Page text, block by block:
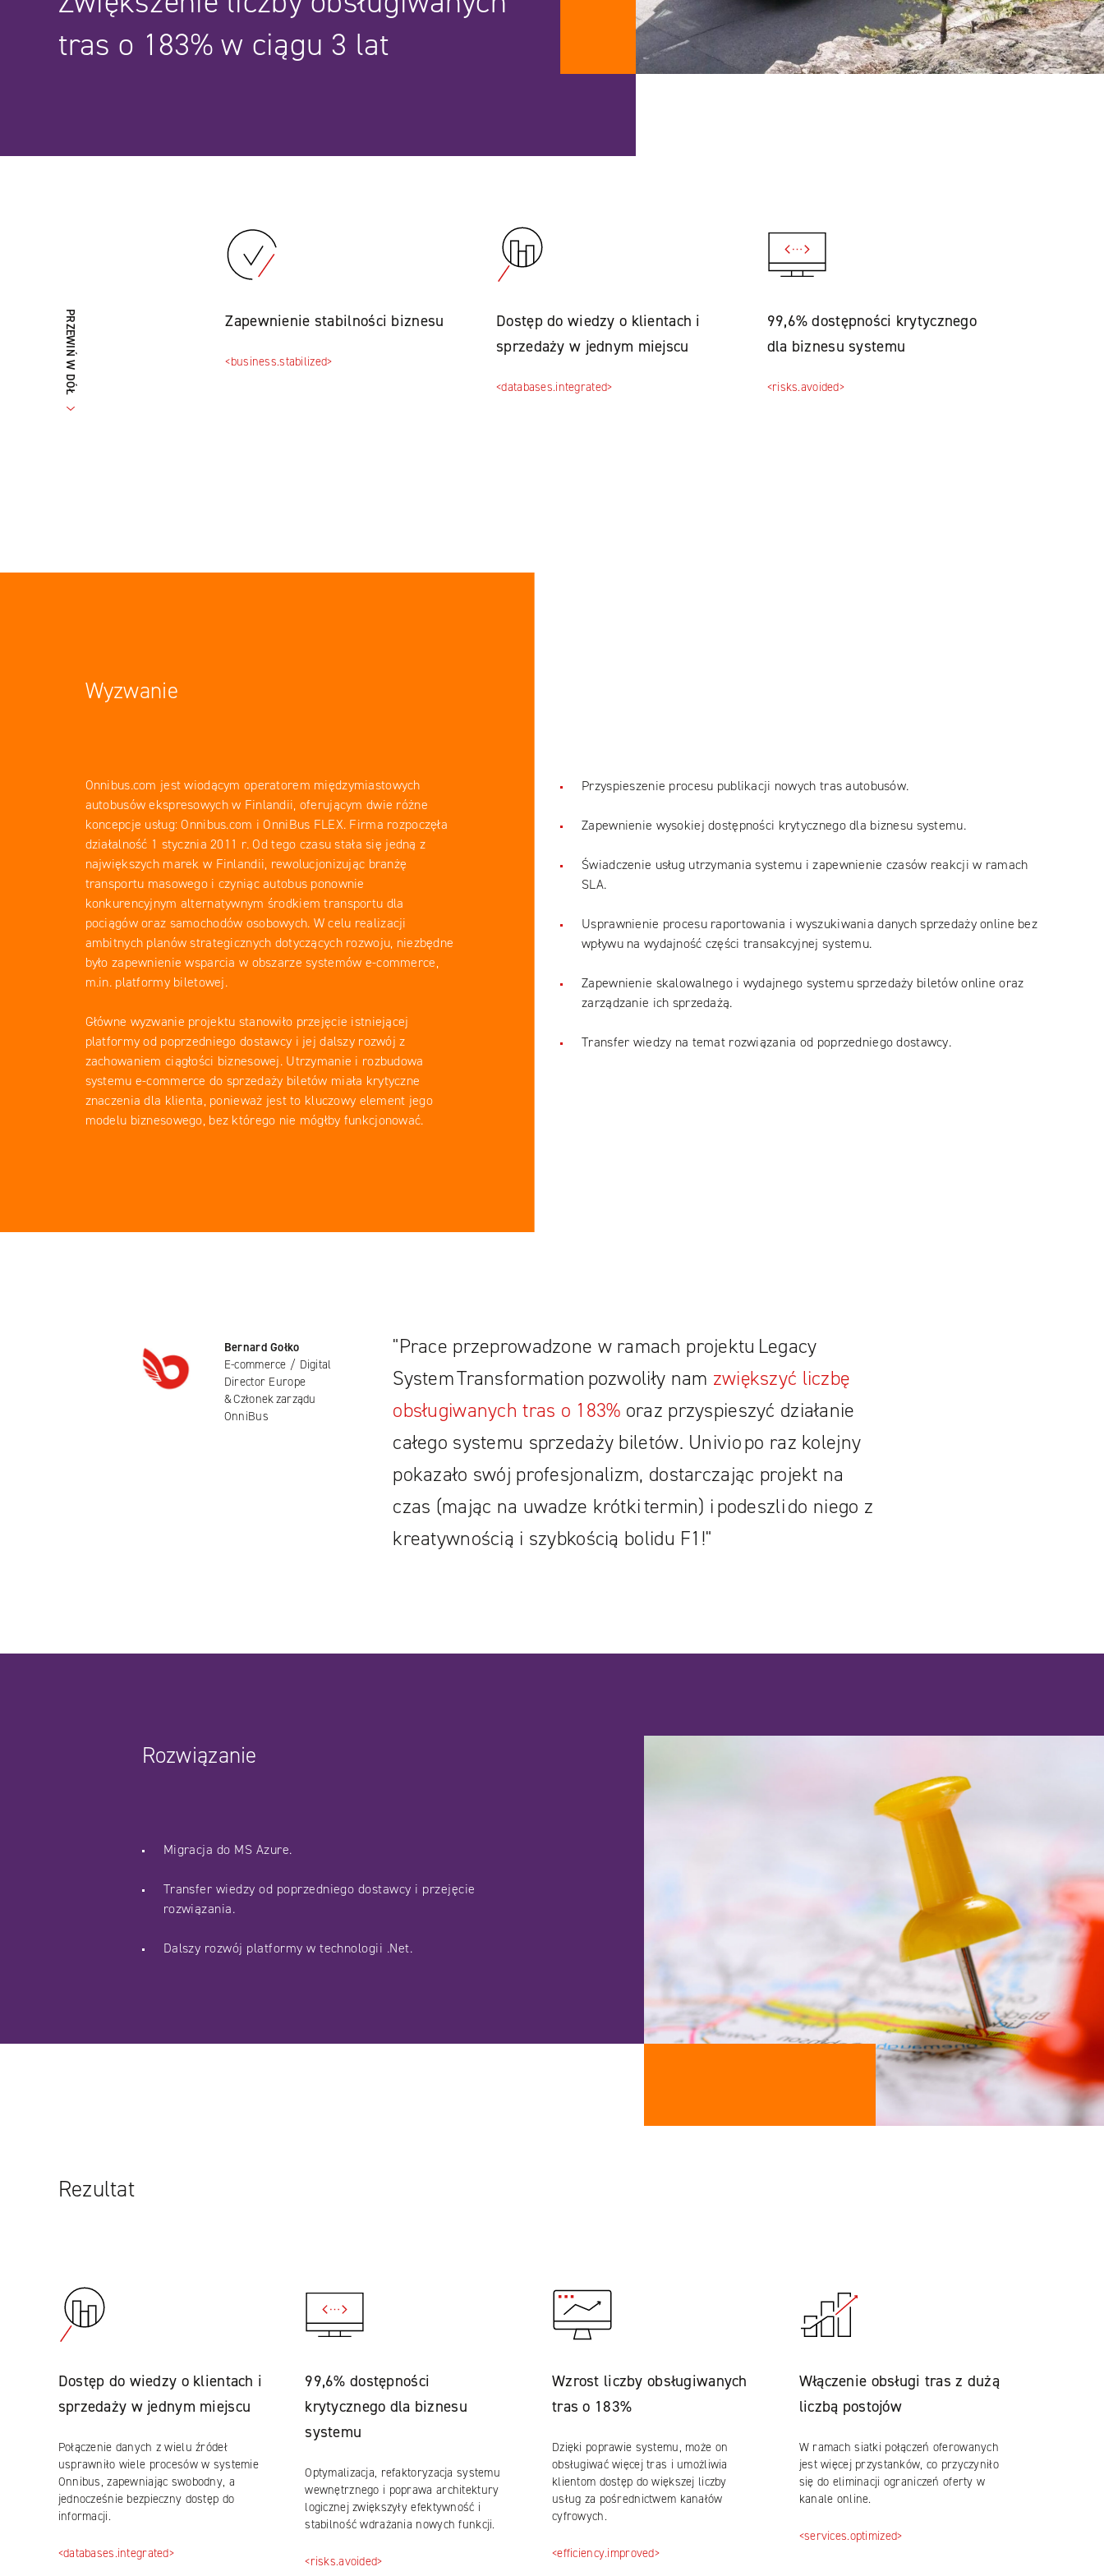
Facebook
tras o 183% w ciągu 3 lat
PRZEWIŃ W DÓŁ Zapewnienie stabilności biznesu
<business.stabilized>
Dostęp do wiedzy o klientach i
sprzedaży w jednym miejscu
<databases.integrated>
99,6% dostępności krytycznego
dla biznesu systemu
<risks.avoided>
Wyzwanie
Onnibus.com jest wiodącym operatorem międzymiastowych
autobusów ekspresowych w Finlandii, oferującym dwie różne
koncepcje usług: Onnibus.com i OnniBus FLEX. Firma rozpoczęła
działalność 1 stycznia 2011 r. Od tego czasu stała się jedną z
największych marek w Finlandii, rewolucjonizując branżę
transportu masowego i czyniąc autobus ponownie
konkurencyjnym alternatywnym środkiem transportu dla
pociągów oraz samochodów osobowych. W celu realizacji
ambitnych planów strategicznych dotyczących rozwoju, niezbędne
było zapewnienie wsparcia w obszarze systemów e-commerce,
m.in. platformy biletowej.
Główne wyzwanie projektu stanowiło przejęcie istniejącej
platformy od poprzedniego dostawcy i jej dalszy rozwój z
zachowaniem ciągłości biznesowej. Utrzymanie i rozbudowa
systemu e-commerce do sprzedaży biletów miała krytyczne
znaczenia dla klienta, ponieważ jest to kluczowy element jego
modelu biznesowego, bez którego nie mógłby funkcjonować.
Przyspieszenie procesu publikacji nowych tras autobusów.
Zapewnienie wysokiej dostępności krytycznego dla biznesu systemu.
Świadczenie usług utrzymania systemu i zapewnienie czasów reakcji w ramach
SLA.
Usprawnienie procesu raportowania i wyszukiwania danych sprzedaży online bez
wpływu na wydajność części transakcyjnej systemu.
Zapewnienie skalowalnego i wydajnego systemu sprzedaży biletów online oraz
zarządzanie ich sprzedażą.
Transfer wiedzy na temat rozwiązania od poprzedniego dostawcy.
Bernard Gołko
E-commerce / Digital
Director Europe
& Członek zarządu
OnniBus
"Prace przeprowadzone w ramach projektu Legacy
System Transformation pozwoliły nam zwiększyć liczbę
obsługiwanych tras o 183% oraz przyspieszyć działanie
całego systemu sprzedaży biletów. Univio po raz kolejny
pokazało swój profesjonalizm, dostarczając projekt na
czas (mając na uwadze krótki termin) i podeszli do niego z
kreatywnością i szybkością bolidu F1!"
Rozwiązanie
Migracja do MS Azure.
Transfer wiedzy od poprzedniego dostawcy i przejęcie
rozwiązania.
Dalszy rozwój platformy w technologii .Net.
Rezultat
Dostęp do wiedzy o klientach i
sprzedaży w jednym miejscu
Połączenie danych z wielu źródeł
usprawniło wiele procesów w systemie
Onnibus, zapewniając swobodny, a
jednocześnie bezpieczny dostęp do
informacji.
<databases.integrated>
99,6% dostępności
krytycznego dla biznesu
systemu
Optymalizacja, refaktoryzacja systemu
wewnętrznego i poprawa architektury
logicznej zwiększyły efektywność i
stabilność wdrażania nowych funkcji.
<risks.avoided>
Wzrost liczby obsługiwanych
tras o 183%
Dzięki poprawie systemu, może on
obsługiwać więcej tras i umożliwia
klientom dostęp do większej liczby
usług za pośrednictwem kanałów
cyfrowych.
<efficiency.improved>
Włączenie obsługi tras z dużą
liczbą postojów
W ramach siatki połączeń oferowanych
jest więcej przystanków, co przyczyniło
się do eliminacji ograniczeń oferty w
kanale online.
<services.optimized>